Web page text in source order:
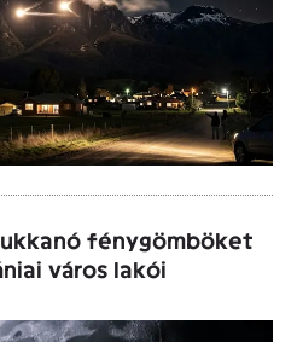
fénygömböket
város lakói